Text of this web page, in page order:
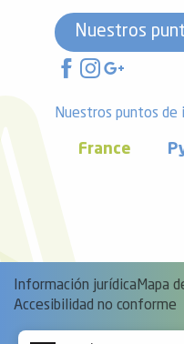
Nuestros
Nuestros puntos de
France
Información jurídicaMapa
Accesibilidad no conforme